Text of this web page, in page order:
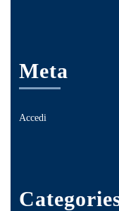
Meta
Accedi